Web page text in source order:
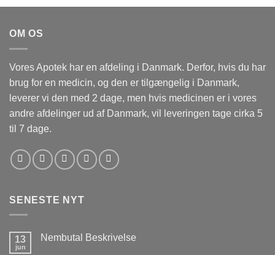
kr.5,100.00
OM OS
Vores Apotek har en afdeling i Danmark. Derfor, hvis du har
brug for en medicin, og den er tilgængelig i Danmark,
leverer vi den med 2 dage, men hvis medicinen er i vores
andre afdelinger ud af Danmark, vil leveringen tage cirka 5
til 7 dage.
SENESTE NYT
13
jun
Nembutal Beskrivelse